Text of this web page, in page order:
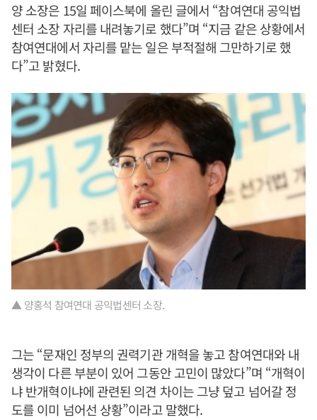
양 소장은 15일 페이스북에 올린 글에서 “참여연대 공익법
센터 소장 자리를 내려놓기로 했다”며 “지금 같은 상황에서
참여연대에서 자리를 맡는 일은 부적절해 그만하기로 했
다”고 밝혔다.
▲ 양홍석 참여연대 공익법센터 소장.
그는 “문재인 정부의 권력기관 개혁을 놓고 참여연대와 내
생각이 다른 부분이 있어 그동안 고민이 많았다”며 “개혁이
냐 반개혁이냐에 관련된 의견 차이는 그냥 덮고 넘어갈 정
도를 이미 넘어선 상황”이라고 말했다.